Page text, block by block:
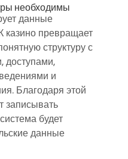
необходимы
данные
казино превращает
структуру с
доступами,
и
Благодаря этой
записывать
будет
данные